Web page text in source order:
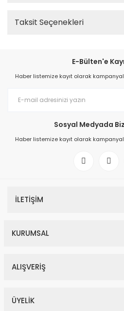
Taksit Seçenekleri
E-Bülten'e
Haber listemize kayıt olarak
Sosyal Medyada
Haber listemize kayıt olarak
İLETİŞİM
KURUMSAL
ALIŞVERİŞ
ÜYELİK